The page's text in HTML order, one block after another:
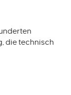
die technisch